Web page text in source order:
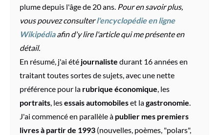
plume depuis l'âge de 20 ans. Pour en savoir plus,
vous pouvez consulterl'encyclopédie en ligne
Wikipédiaafin d'y lire l'article qui me présente en
détail.
En résumé, j'ai été journaliste durant 16 années en
traitant toutes sortes de sujets, avec une nette
préférence pour la rubrique économique, les
portraits, lesessais automobileset lagastronomie.
J'ai commencé en parallèle à publier mes premiers
livres à partir de 1993 (nouvelles, poèmes, "polars",